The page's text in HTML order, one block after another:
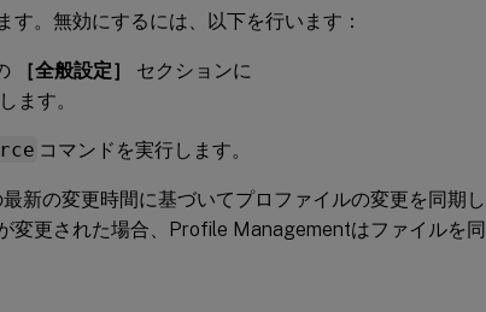
。無効にするには、以下を行います：
［全般設定］
セクションに
ます。
コマンドを実行します。
新の変更時間に基づいてプロファイルの変更を同期し
変更された場合、Profile Managementはファイルを同